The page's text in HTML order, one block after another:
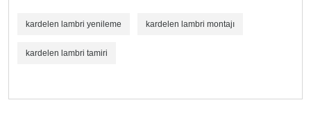
kardelen lambri yenileme kardelen lambri montajı
kardelen lambri tamiri